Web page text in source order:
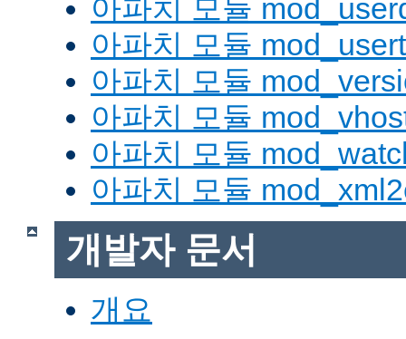
아파치 모듈
아파치 모듈
아파치 모듈
아파치 모듈
아파치 모듈
아파치 모듈
개발자 문서
개요